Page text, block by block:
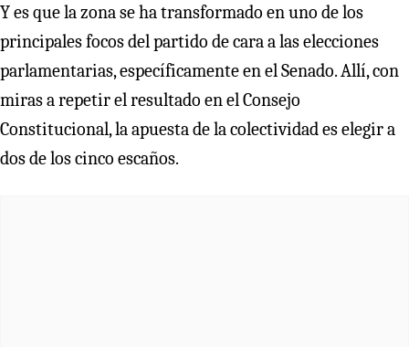
Y es que la zona se ha transformado en uno de los
principales focos del partido de cara a las elecciones
parlamentarias, específicamente en el Senado. Allí, con
miras a repetir el resultado en el Consejo
Constitucional, la apuesta de la colectividad es elegir a
dos de los cinco escaños.